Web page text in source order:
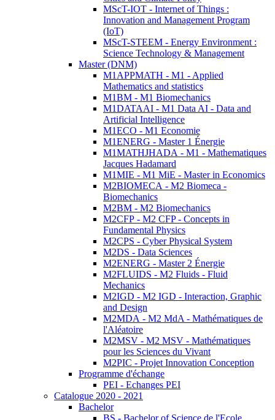
MScT-IOT - Internet of Things :
Innovation and Management Program
(IoT)
MScT-STEEM - Energy Environment :
Science Technology & Management
Master (DNM)
M1APPMATH - M1 - Applied
Mathematics and statistics
M1BM - M1 Biomechanics
M1DATAAI - M1 Data AI - Data and
Artificial Intelligence
M1ECO - M1 Economie
M1ENERG - Master 1 Énergie
M1MATHJHADA - M1 - Mathematiques
Jacques Hadamard
M1MIE - M1 MiE - Master in Economics
M2BIOMECA - M2 Biomeca -
Biomechanics
M2BM - M2 Biomechanics
M2CFP - M2 CFP - Concepts in
Fundamental Physics
M2CPS - Cyber Physical System
M2DS - Data Sciences
M2ENERG - Master 2 Énergie
M2FLUIDS - M2 Fluids - Fluid
Mechanics
M2IGD - M2 IGD - Interaction, Graphic
and Design
M2MDA - M2 MdA - Mathématiques de
l'Aléatoire
M2MSV - M2 MSV - Mathématiques
pour les Sciences du Vivant
M2PIC - Projet Innovation Conception
Programme d'échange
PEI - Echanges PEI
Catalogue 2020 - 2021
Bachelor
BS - Bachelor of Science de l'Ecole